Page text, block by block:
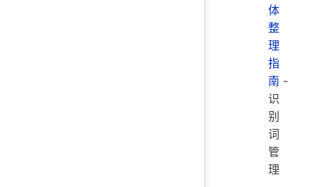
体
整
理
指
南 -
识
别
词
管
理